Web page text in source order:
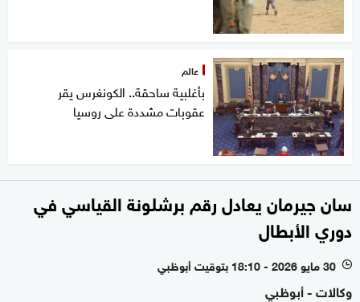
عالم
بأغلبية ساحقة.. الكونغرس يقر
عقوبات مشددة على روسيا
سان جيرمان يعادل رقم برشلونة القياسي في
دوري الأبطال
l 30 مايو 2026 - 18:10 بتوقيت أبوظبي
وكالات - أبوظبي